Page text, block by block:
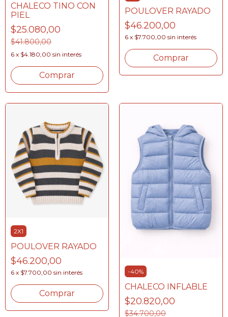
CHALECO TINO CON
PIEL
$25.080,00
$41.800,00
6 x $4.180,00 sin interés
Comprar
POULOVER RAYADO
$46.200,00
6 x $7.700,00 sin interés
Comprar
2X1
POULOVER RAYADO
$46.200,00
6 x $7.700,00 sin interés
Comprar
-40%
CHALECO INFLABLE
$20.820,00
$34.700,00